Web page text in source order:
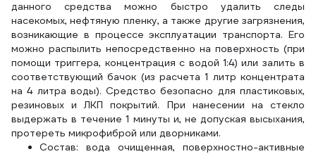
данного средства можно быстро удалить следы
насекомых, нефтяную пленку, а также другие загрязнения,
возникающие в процессе эксплуатации транспорта. Его
можно распылить непосредственно на поверхность (при
помощи триггера, концентрация с водой 1:4) или залить в
соответствующий бачок (из расчета 1 литр концентрата
на 4 литра воды). Средство безопасно для пластиковых,
резиновых и ЛКП покрытий. При нанесении на стекло
выдержать в течение 1 минуты и, не допуская высыхания,
протереть микрофиброй или дворниками.
Состав: вода очищенная, поверхностно-активные